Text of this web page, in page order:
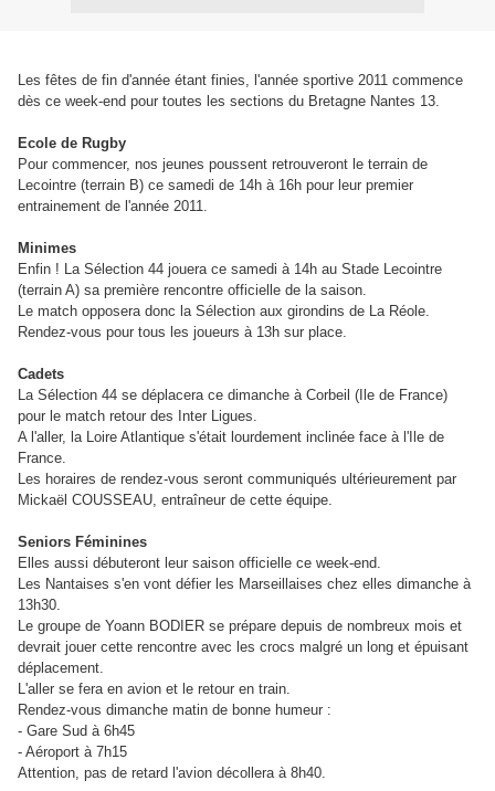
Les fêtes de fin d'année étant finies, l'année sportive 2011 commence
dès ce week-end pour toutes les sections du Bretagne Nantes 13.
Ecole de Rugby
Pour commencer, nos jeunes poussent retrouveront le terrain de
Lecointre (terrain B) ce samedi de 14h à 16h pour leur premier
entrainement de l'année 2011.
Minimes
Enfin ! La Sélection 44 jouera ce samedi à 14h au Stade Lecointre
(terrain A) sa première rencontre officielle de la saison.
Le match opposera donc la Sélection aux girondins de La Réole.
Rendez-vous pour tous les joueurs à 13h sur place.
Cadets
La Sélection 44 se déplacera ce dimanche à Corbeil (Ile de France)
pour le match retour des Inter Ligues.
A l'aller, la Loire Atlantique s'était lourdement inclinée face à l'Ile de
France.
Les horaires de rendez-vous seront communiqués ultérieurement par
Mickaël COUSSEAU, entraîneur de cette équipe.
Seniors Féminines
Elles aussi débuteront leur saison officielle ce week-end.
Les Nantaises s'en vont défier les Marseillaises chez elles dimanche à
13h30.
Le groupe de Yoann BODIER se prépare depuis de nombreux mois et
devrait jouer cette rencontre avec les crocs malgré un long et épuisant
déplacement.
L'aller se fera en avion et le retour en train.
Rendez-vous dimanche matin de bonne humeur :
- Gare Sud à 6h45
- Aéroport à 7h15
Attention, pas de retard l'avion décollera à 8h40.